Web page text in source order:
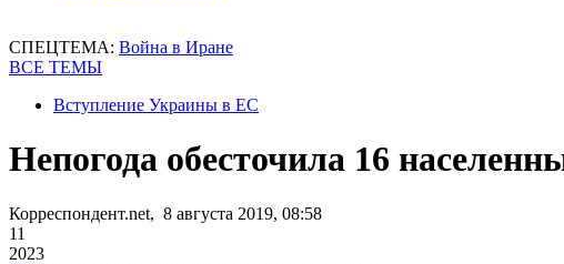
СПЕЦТЕМА: Война в Иране
ВСЕ ТЕМЫ
Вступление Украины в ЕС
Непогода обесточила 16
Корреспондент.net, 8 августа 2019, 08:58
11
2023